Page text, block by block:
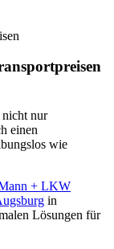
nur
einen
wie
+ LKW
in
Lösungen für